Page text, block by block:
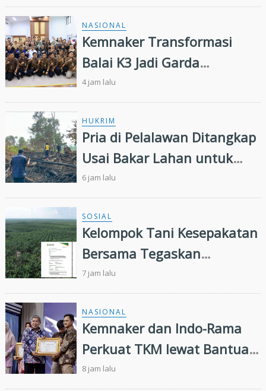
NASIONAL
Kemnaker Transformasi
Balai K3 Jadi Garda
Terdepan Pencegahan
Kecelakaan Kerja
4 jam lalu
HUKRIM
Pria di Pelalawan Ditangkap
Usai Bakar Lahan untuk
Kebun Sawit
6 jam lalu
SOSIAL
Kelompok Tani Kesepakatan
Bersama Tegaskan
Penugasan Pengelolaan
Lahan Eks Ationg Legal
7 jam lalu
NASIONAL
Kemnaker dan Indo-Rama
Perkuat TKM lewat Bantuan
Modal Usaha
8 jam lalu